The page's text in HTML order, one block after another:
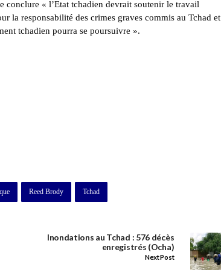
conclure « l’Etat tchadien devrait soutenir le travail
la responsabilité des crimes graves commis au Tchad
tchadien pourra se poursuivre ».
Reed Brody Tchad
Inondations au Tchad : 576 décès
enregistrés (Ocha)
Next Post